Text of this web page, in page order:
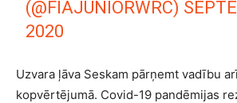
(@FIAJUNIORWRC)
2020
Uzvara ļāva Seskam pārņemt vadību
kopvērtējumā. Covid-19 pandēmijas